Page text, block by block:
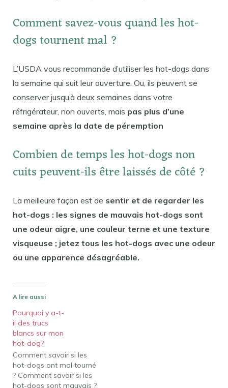
Comment savez-vous quand les hot-
dogs tournent mal ?
L’USDA vous recommande d’utiliser les hot-dogs dans
la semaine qui suit leur ouverture. Ou, ils peuvent se
conserver jusqu’à deux semaines dans votre
réfrigérateur, non ouverts, mais pas plus d’une
semaine après la date de péremption
Combien de temps les hot-dogs non
cuits peuvent-ils être laissés de côté ?
La meilleure façon est de sentir et de regarder les
hot-dogs : les signes de mauvais hot-dogs sont
une odeur aigre, une couleur terne et une texture
visqueuse ; jetez tous les hot-dogs avec une odeur
ou une apparence désagréable.
A lire aussi
Pourquoi y a-t-
il des trucs
blancs sur mon
hot-dog?
Comment savoir si les
hot-dogs ont mal tourné
? Comment savoir si les
hot-dogs sont mauvais ?